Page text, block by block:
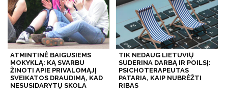
ATMINTINĖ BAIGUSIEMS
MOKYKLĄ: KĄ SVARBU
ŽINOTI APIE PRIVALOMĄJĮ
SVEIKATOS DRAUDIMĄ, KAD
NESUSIDARYTŲ SKOLA
TIK NEDAUG LIETUVIŲ
SUDERINA DARBĄ IR POILSĮ:
PSICHOTERAPEUTAS
PATARIA, KAIP NUBRĖŽTI
RIBAS